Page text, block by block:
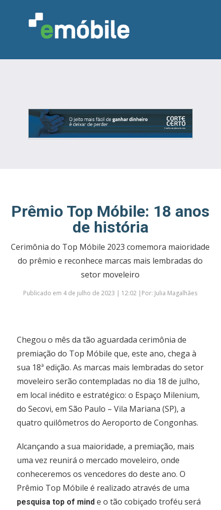
INDÚSTRIA MARCENARIA
DESIGN & DECORAÇÃO
INDICADORES
FEIRAS NOTÍCIAS
Prêmio Top Móbile: 18 anos
de história
Cerimônia do Top Móbile 2023 comemora maioridade
do prêmio e reconhece marcas mais lembradas do
setor moveleiro
Publicado em 4 de julho de 2023 | 12:02 |Por: Julia Magalhães
Chegou o mês da tão aguardada cerimônia de
premiação do Top Móbile que, este ano, chega à
sua 18ª edição. As marcas mais lembradas do setor
moveleiro serão contempladas no dia 18 de julho,
em local inédito e estratégico: o Espaço Milenium,
do Secovi, em São Paulo – Vila Mariana (SP), a
quatro quilômetros do Aeroporto de Congonhas.
Alcançando a sua maioridade, a premiação, mais
uma vez reunirá o mercado moveleiro, onde
conheceremos os vencedores do deste ano. O
Prêmio Top Móbile é realizado através de uma
pesquisa top of mind e o tão cobiçado troféu será